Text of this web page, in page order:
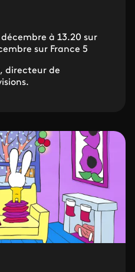
à 13.20 sur
sur France 5
directeur de